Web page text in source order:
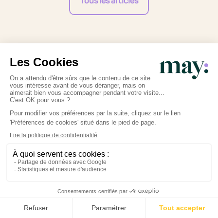
Professionnalisme
Vous échangez uniquement avec des experts
spécialistes de la petite enfance et la périnatalité